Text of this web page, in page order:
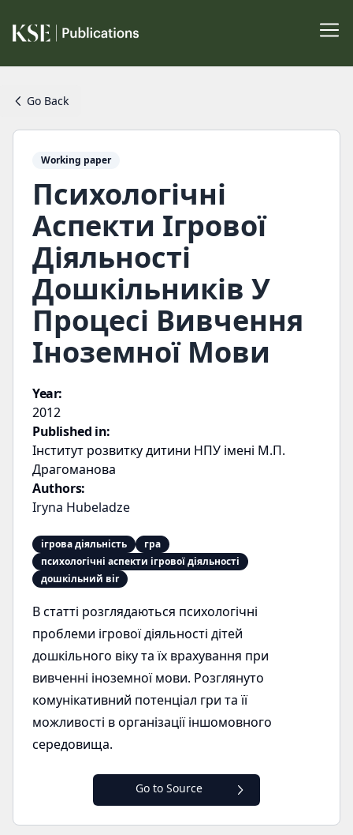
Go Back
Working paper
Психологічні
Аспекти Ігрової
Діяльності
Дошкільників У
Процесі Вивчення
Іноземної Мови
Year:
2012
Published in:
Інститут розвитку дитини НПУ імені М.П.
Драгоманова
Authors:
Iryna Hubeladze
ігрова діяльність
гра
психологічні аспекти ігрової діяльності
дошкільний віr
В статті розглядаються психологічні
проблеми ігрової діяльності дітей
дошкільного віку та їх врахування при
вивченні іноземної мови. Розглянуто
комунікативний потенціал гри та її
можливості в організації іншомовного
середовища.
Go to Source